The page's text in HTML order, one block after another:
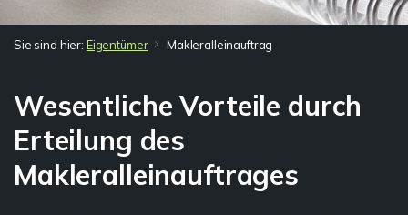
Sie sind hier: Eigentümer Makleralleinauftrag
Wesentliche Vorteile durch
Erteilung des
Makleralleinauftrages